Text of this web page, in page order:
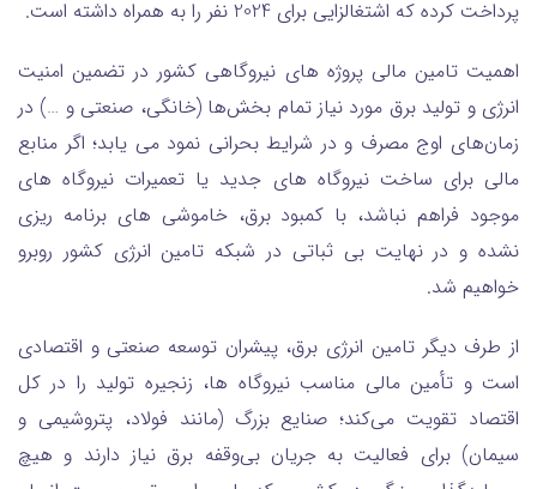
پرداخت کرده که اشتغالزایی برای 2024 نفر را به همراه داشته است.
اهمیت تامین مالی پروژه های نیروگاهی کشور در تضمین امنیت
انرژی و تولید برق مورد نیاز تمام بخش‌ها (خانگی، صنعتی و …) در
زمان‌های اوج مصرف و در شرایط بحرانی نمود می یابد؛ اگر منابع
مالی برای ساخت نیروگاه ‌های جدید یا تعمیرات نیروگاه‌ های
موجود فراهم نباشد، با کمبود برق، خاموشی ‌های برنامه ‌ریزی
نشده و در نهایت بی‌ ثباتی در شبکه تامین انرژی کشور روبرو
خواهیم شد.
از طرف دیگر تامین انرژی برق، پیشران توسعه صنعتی و اقتصادی
است و تأمین مالی مناسب نیروگاه ها، زنجیره تولید را در کل
اقتصاد تقویت می‌کند؛ صنایع بزرگ (مانند فولاد، پتروشیمی و
سیمان) برای فعالیت به جریان بی‌وقفه برق نیاز دارند و هیچ